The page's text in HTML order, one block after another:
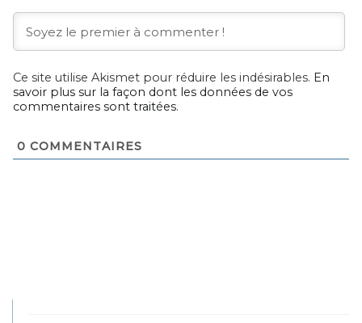
Ce site utilise Akismet pour réduire les indésirables. En
savoir plus sur la façon dont les données de vos
commentaires sont traitées.
0 COMMENTAIRES